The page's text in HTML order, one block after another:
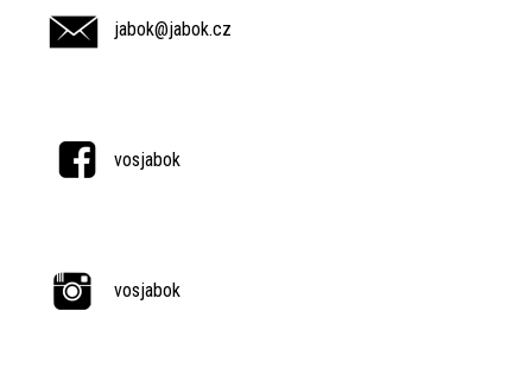
jabok@jabok.cz
vosjabok
vosjabok